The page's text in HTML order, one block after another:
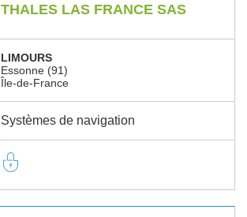
THALES LAS FRANCE SAS
LIMOURS
Essonne (91)
Île-de-France
Systèmes de navigation